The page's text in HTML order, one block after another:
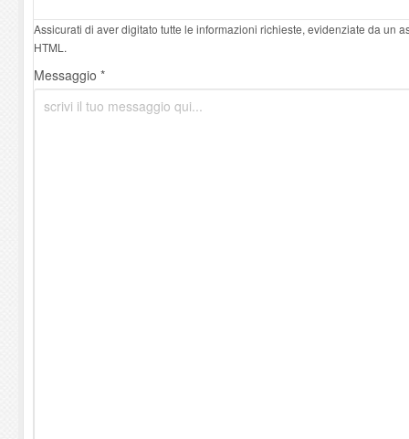
Assicurati di aver digitato tutte le informazioni richieste, evidenziate da un
HTML.
Messaggio *